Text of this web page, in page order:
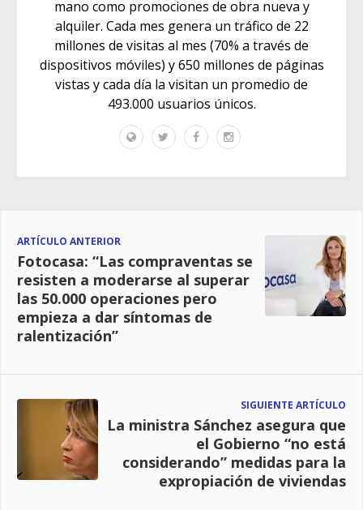
mano como promociones de obra nueva y
alquiler. Cada mes genera un tráfico de 22
millones de visitas al mes (70% a través de
dispositivos móviles) y 650 millones de páginas
vistas y cada día la visitan un promedio de
493.000 usuarios únicos.
ARTÍCULO ANTERIOR
Fotocasa: “Las compraventas se
resisten a moderarse al superar
las 50.000 operaciones pero
empieza a dar síntomas de
ralentización”
SIGUIENTE ARTÍCULO
La ministra Sánchez asegura que
el Gobierno “no está
considerando” medidas para la
expropiación de viviendas